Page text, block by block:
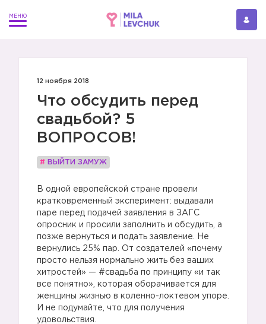
12 ноября 2018
Что обсудить перед
свадьбой? 5
ВОПРОСОВ!
# ВЫЙТИ ЗАМУЖ
В одной европейской стране провели
кратковременный эксперимент: выдавали
паре перед подачей заявления в ЗАГС
опросник и просили заполнить и обсудить, а
позже вернуться и подать заявление. Не
вернулись 25% пар. От создателей «почему
просто нельзя нормально жить без ваших
хитростей» — #свадьба по принципу «и так
все понятно», которая оборачивается для
женщины жизнью в коленно-локтевом упоре.
И не подумайте, что для получения
удовольствия.